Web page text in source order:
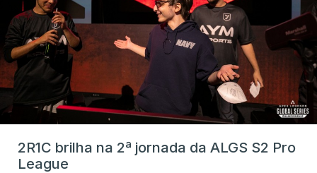
2R1C brilha na 2ª jornada da ALGS S2 Pro
League